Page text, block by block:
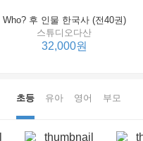
Who? 후 인물 한국사 (전40권)
스튜디오다산
32,000원
초등 유아 영어 부모